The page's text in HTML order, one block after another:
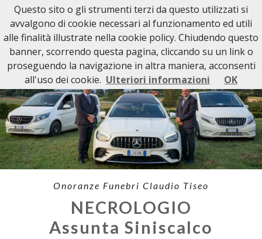
Onoranze Funebri Claudio Tiseo
NECROLOGIO
Assunta Siniscalco
Questo sito o gli strumenti terzi da questo utilizzati si
avvalgono di cookie necessari al funzionamento ed utili
alle finalità illustrate nella cookie policy. Chiudendo questo
banner, scorrendo questa pagina, cliccando su un link o
proseguendo la navigazione in altra maniera, acconsenti
all'uso dei cookie. Ulteriori informazioni OK